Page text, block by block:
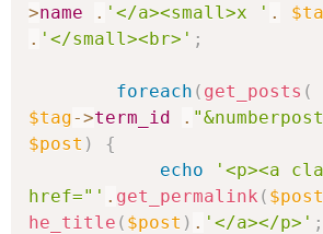
>name . '</a><small>x ' .
. '</small><br>' ;
foreach ( get_posts (
$tag->term_id .
$post )
{
echo
'<p><a
href="' . get_permalink ( $post
he_title ( $post ) . '</a></p>' ;